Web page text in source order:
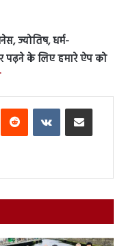
ज्योतिष, धर्म-
पढ़ने के लिए हमारे ऐप को
Reddit VKontakteShare via Email